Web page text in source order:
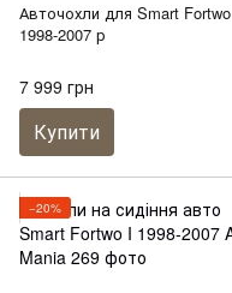
Авточохли для Smart Fortwo
1998-2007 р
7 999 грн
Купити
−20%